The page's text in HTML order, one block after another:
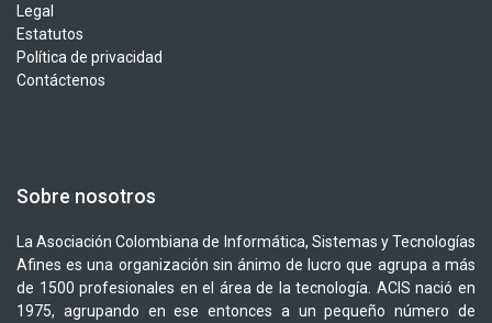
Legal
Estatutos
Política de privacidad
Contáctenos
Sobre nosotros
La Asociación Colombiana de Informática, Sistemas y Tecnologías
Afines es una organización sin ánimo de lucro que agrupa a más
de 1500 profesionales en el área de la tecnología. ACIS nació en
1975, agrupando en ese entonces a un pequeño número de